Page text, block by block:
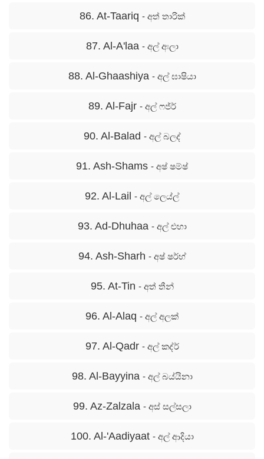
86. At-Taariq - අත් තාරික්
87. Al-A'laa - අල් අඃලා
88. Al-Ghaashiya - අල් ඝාෂියා
89. Al-Fajr - අල් ෆජ්ර්
90. Al-Balad - අල් බලද්
91. Ash-Shams - අෂ් ෂම්ෂ්
92. Al-Lail - අල් ලෙය්ල්
93. Ad-Dhuhaa - අල් ළුහා
94. Ash-Sharh - අෂ් ෂර්හ්
95. At-Tin - අත් තීන්
96. Al-Alaq - අල් අලක්
97. Al-Qadr - අල් කද්ර්
98. Al-Bayyina - අල් බය්යිනා
99. Az-Zalzala - අස් සල්සලා
100. Al-'Aadiyaat - අල් ආදියා